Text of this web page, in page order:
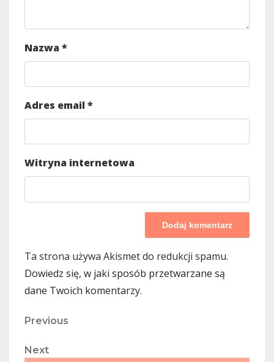
Nazwa *
Adres email *
Witryna internetowa
Ta strona używa Akismet do redukcji spamu.
Dowiedz się, w jaki sposób przetwarzane są
dane Twoich komentarzy.
Nawigacja
wpisu
Previous
Previous
Next
Next